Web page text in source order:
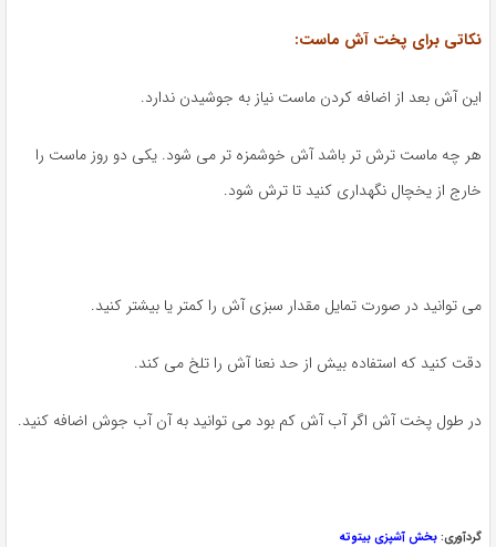
نکاتی برای پخت آش ماست:
این آش بعد از اضافه کردن ماست نیاز به جوشیدن ندارد.
هر چه ماست ترش تر باشد آش خوشمزه تر می شود. یکی دو روز ماست را
خارج از یخچال نگهداری کنید تا ترش شود.
می توانید در صورت تمایل مقدار سبزی آش را کمتر یا بیشتر کنید.
دقت کنید که استفاده بیش از حد نعنا آش را تلخ می کند.
در طول پخت آش اگر آب آش کم بود می توانید به آن آب جوش اضافه کنید.
گردآوری:بخش آشپزی بیتوته